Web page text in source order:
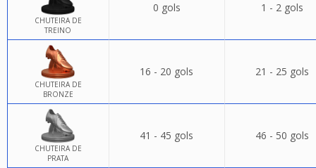
CHUTEIRA DE
TREINO
0 gols 1 - 2 gols
CHUTEIRA DE
BRONZE
16 - 20 gols 21 - 25 gols
CHUTEIRA DE
PRATA
41 - 45 gols 46 - 50 gols